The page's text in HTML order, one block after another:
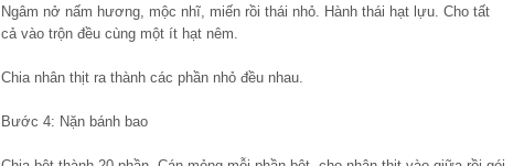
Ngâm nở nấm hương, mộc nhĩ, miến rồi thái nhỏ. Hành thái hạt lựu. Cho tất
cả vào trộn đều cùng một ít hạt nêm.
Chia nhân thịt ra thành các phần nhỏ đều nhau.
Bước 4: Nặn bánh bao